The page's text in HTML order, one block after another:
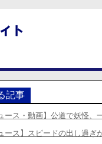
記事
ース・動画】公道で妖怪
ース】スピードの出し過